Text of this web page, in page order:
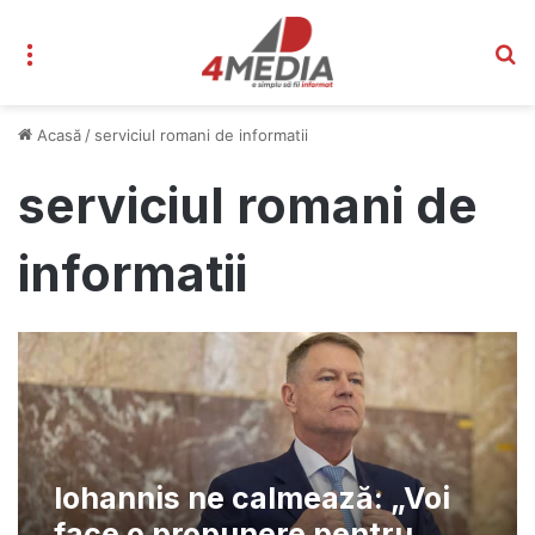
Acasă / serviciul romani de informatii
serviciul romani de
informatii
Iohannis ne calmează: „Voi